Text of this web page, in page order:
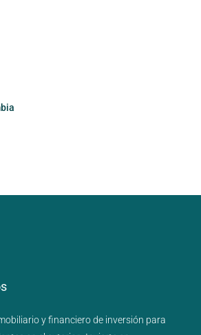
yfinancierode inversión para